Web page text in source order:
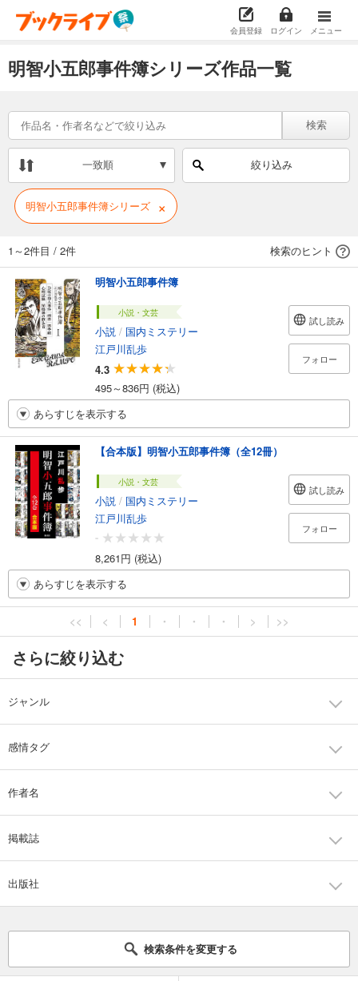
会員登録 ログイン メニュー
明智小五郎事件簿シリーズ作品一覧
検索
一致順 絞り込み
明智小五郎事件簿シリーズ ×
1～2件目 / 2件 検索のヒント
明智小五郎事件簿
小説・文芸
小説 / 国内ミステリー
江戸川乱歩
4.3
495～836円 (税込)
試し読み
フォロー
あらすじを表示する
【合本版】明智小五郎事件簿（全12冊）
小説・文芸
小説 / 国内ミステリー
江戸川乱歩
-
8,261円 (税込)
試し読み
フォロー
あらすじを表示する
<< < 1 ・ ・ ・ > >>
さらに絞り込む
ジャンル
感情タグ
作者名
掲載誌
出版社
検索条件を変更する